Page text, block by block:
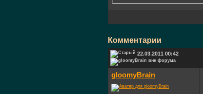
Комментарии
22.03.2011 00:42
gloomyBrain